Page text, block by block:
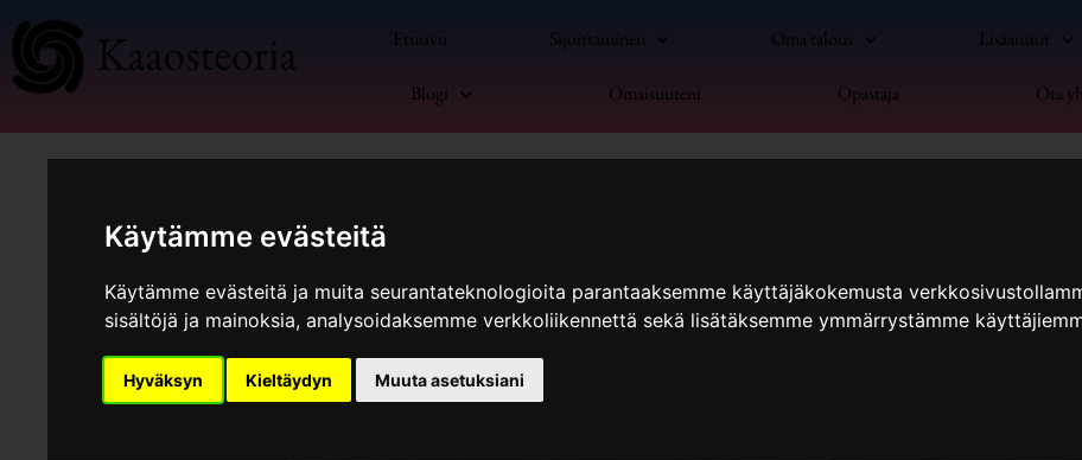
Käytämme evästeitä
Käytämme evästeitä ja muita seurantateknologioita parantaaksemme käyttäjäkokemusta
sisältöjä ja mainoksia, analysoidaksemme verkkoliikennettä sekä lisätäksemme ymmärrystämme
Hyväksyn Kieltäydyn Muuta asetuksiani
sisältöön
Etusivu Sijoittaminen Oma talous Lisäansiot
Blogi Omaisuuteni Opastaja Ota
Kommentoi/Blogi,Yrittäminen